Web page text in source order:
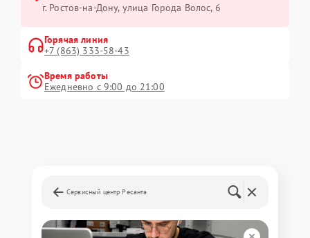
г. Ростов-на-Дону, улица Города Волос, 6
Горячая линия
+7 (863) 333-58-43
Время работы
Ежедневно с 9:00 до 21:00
Сервисный центр Ресанта